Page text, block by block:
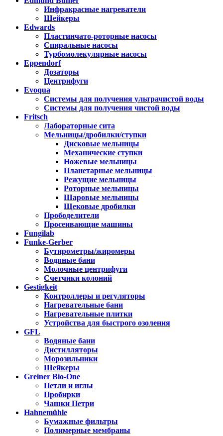
Инфракрасные нагреватели
Шейкеры
Edwards
Пластинчато-роторные насосы
Спиральные насосы
Турбомолекулярные насосы
Eppendorf
Дозаторы
Центрифуги
Evoqua
Системы для получения ультрачистой воды
Системы для получения чистой воды
Fritsch
Лабораторные сита
Мельницы/дробилки/ступки
Дисковые мельницы
Механические ступки
Ножевые мельницы
Планетарные мельницы
Режущие мельницы
Роторные мельницы
Шаровые мельницы
Щековые дробилки
Прободелители
Просеивающие машины
Fungilab
Funke-Gerber
Бутирометры/жиромеры
Водяные бани
Молочные центрифуги
Счетчики колоний
Gestigkeit
Контроллеры и регуляторы
Нагревательные бани
Нагревательные плитки
Устройства для быстрого озоления
GFL
Водяные бани
Дистилляторы
Морозильники
Шейкеры
Greiner Bio-One
Петли и иглы
Пробирки
Чашки Петри
Hahnemühle
Бумажные фильтры
Полимерные мембраны